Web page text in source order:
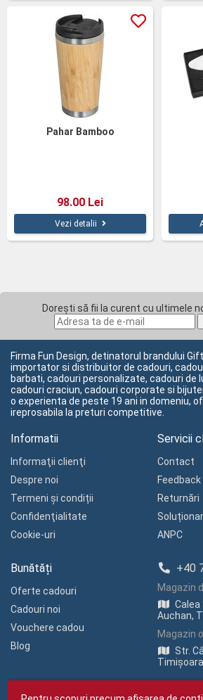
Pahar Bamboo
98.00 Lei
Vezi detalii
Dorești să fii la curent cu ultimele
Firma Fun Design, detinatorul brandului
importator si distribuitor de cadouri,
barbati, cadouri personalizate, cadouri de
cadouri craciun, cadouri corporate si
o experienta de peste 19 ani in domeniu,
ireprosabila la preturi competitive.
Informatii
Informaţii clienţi
Despre noi
Termeni și condiții
Confidenţialitate
Cookie-uri
Servicii
Contact
Feedback
Returnări
ANPC
Bunătăți
Oferte cadouri
Cadouri noi
Vouchere cadou
Blog
+40
Magazin
Calea
Auchan,
Magazin
Str.
Timișoara